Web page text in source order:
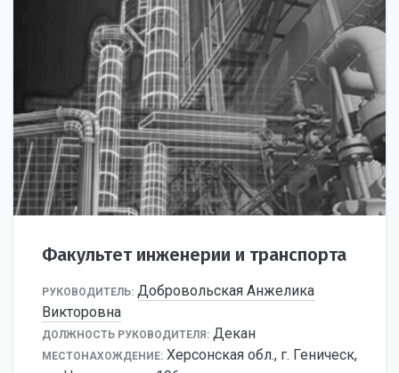
Факультет инженерии и транспорта
РУКОВОДИТЕЛЬ: Добровольская Анжелика
Викторовна
ДОЛЖНОСТЬ РУКОВОДИТЕЛЯ: Декан
МЕСТОНАХОЖДЕНИЕ: Херсонская обл., г. Геническ,